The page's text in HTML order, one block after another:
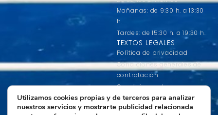
Mañanas: de 9:30 h. a 13:30
h.
Tardes: de 15:30 h. a 19:30 h.
TEXTOS LEGALES
Política de privacidad
Condiciones generales de
contratación
Condiciones de uso
Política de Cookies
Más información sobre
Utilizamos cookies propias y de terceros para analizar
nuestros servicios y mostrarte publicidad relacionada